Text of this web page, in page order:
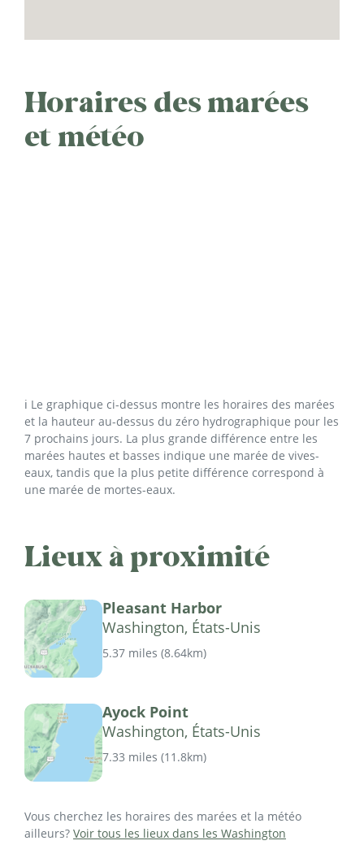
Horaires des marées
et météo
ℹ️ Le graphique ci-dessus montre les horaires des marées
et la hauteur au-dessus du zéro hydrographique pour les
7 prochains jours. La plus grande différence entre les
marées hautes et basses indique une marée de vives-
eaux, tandis que la plus petite différence correspond à
une marée de mortes-eaux.
Lieux à proximité
Pleasant Harbor
Washington, États-Unis
5.37 miles (8.64km)
Ayock Point
Washington, États-Unis
7.33 miles (11.8km)
Vous cherchez les horaires des marées et la météo
ailleurs? Voir tous les lieux dans les Washington